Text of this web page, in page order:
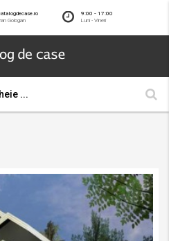
9:00 - 17:00
Luni - Vineri
Gologan